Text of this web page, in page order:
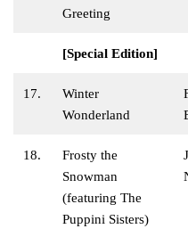
Greeting
[Special Edition]
17.
Winter
Wonderland
18.
Frosty the
Snowman
(featuring The
Puppini Sisters)